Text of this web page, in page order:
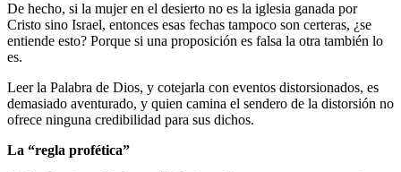
De hecho, si la mujer en el desierto no es la iglesia ganada por
Cristo sino Israel, entonces esas fechas tampoco son certeras, ¿se
entiende esto? Porque si una proposición es falsa la otra también lo
es.
Leer la Palabra de Dios, y cotejarla con eventos distorsionados, es
demasiado aventurado, y quien camina el sendero de la distorsión no
ofrece ninguna credibilidad para sus dichos.
La “regla profética”